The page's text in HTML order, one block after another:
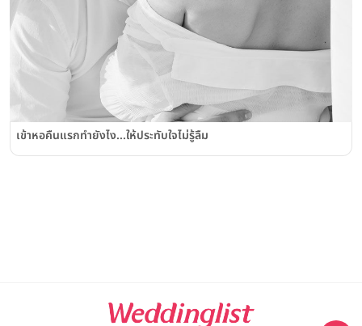
เข้าหอคืนแรกทำยังไง...ให้ประทับใจไม่รู้ลืม